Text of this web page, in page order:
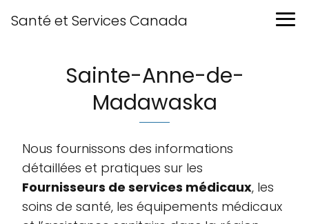
Santé et Services Canada
Sainte-Anne-de-
Madawaska
Nous fournissons des informations
détaillées et pratiques sur les
Fournisseurs de services médicaux, les
soins de santé, les équipements médicaux